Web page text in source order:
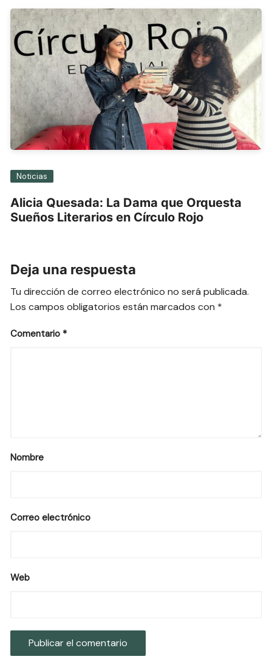
Noticias
Alicia Quesada: La Dama que Orquesta
Sueños Literarios en Círculo Rojo
Deja una respuesta
Tu dirección de correo electrónico no será publicada.
Los campos obligatorios están marcados con *
Comentario *
Nombre
Correo electrónico
Web